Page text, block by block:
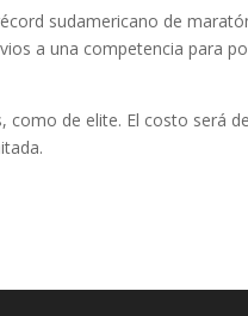
sudamericano de
a una competencia para
como de elite. El costo será de